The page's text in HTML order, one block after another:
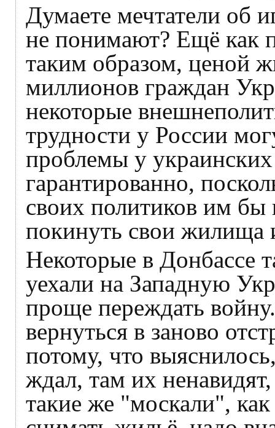
Думаете мечтатели об
не понимают? Ещё как
таким образом, ценой
миллионов граждан
некоторые
трудности у России
проблемы у
гарантированно,
своих политиков им
покинуть свои жилища
Некоторые в Донбассе
уехали на Западную
проще переждать
вернуться в заново
потому, что
ждал, там их
такие же "москали",